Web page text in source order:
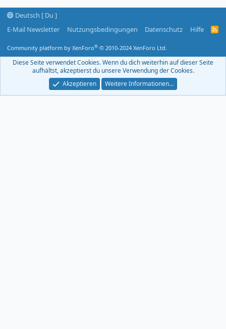
Deutsch [ Du ]
E-Mail Newsletter
Nutzungsbedingungen Datenschutz Hilfe
R
F
Community platform by XenForo® © 2010-2024 XenForo Ltd.
Diese Seite verwendet Cookies. Wenn du dich weiterhin auf dieser Seite
aufhältst, akzeptierst du unsere Verwendung der Cookies.
Akzeptieren
Weitere Informationen…